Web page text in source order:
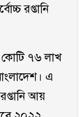
রপ্তানি
৭৬ লাখ
এ
আয়